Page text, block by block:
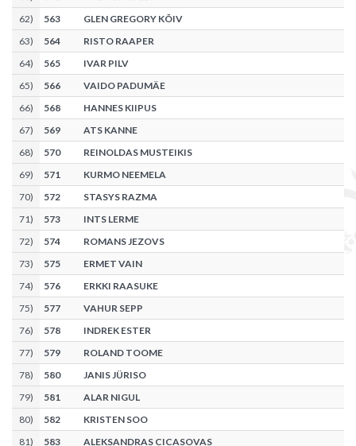
62) 563
GLEN GREGORY KÕIV
63) 564
RISTO RAAPER
64) 565
IVAR PILV
65) 566
VAIDO PADUMÄE
66) 568
HANNES KIIPUS
67) 569
ATS KANNE
68) 570
REINOLDAS MUSTEIKIS
69) 571
KURMO NEEMELA
70) 572
STASYS RAZMA
71) 573
INTS LERME
72) 574
ROMANS JEZOVS
73) 575
ERMET VAIN
74) 576
ERKKI RAASUKE
75) 577
VAHUR SEPP
76) 578
INDREK ESTER
77) 579
ROLAND TOOME
78) 580
JANIS JÜRISO
79) 581
ALAR NIGUL
80) 582
KRISTEN SOO
81) 583
ALEKSANDRAS CICASOVAS